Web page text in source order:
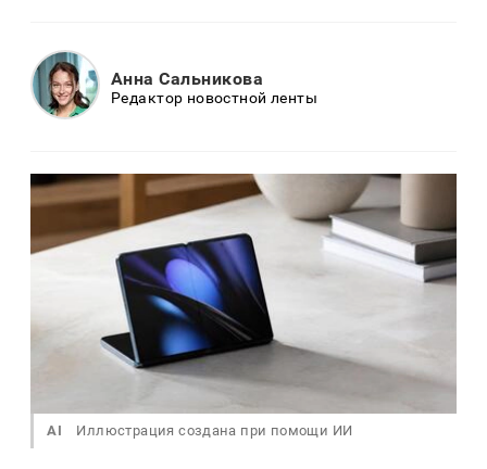
Анна Сальникова
Редактор новостной ленты
AI Иллюстрация создана при помощи ИИ